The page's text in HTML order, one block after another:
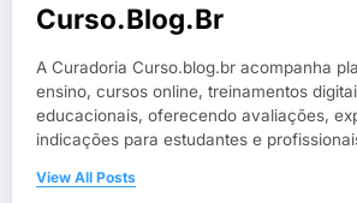
Curso.blog.br
A Curadoria Curso.blog.br acompanha
ensino, cursos online, treinamentos
educacionais, oferecendo avaliações,
indicações para estudantes e
View All Posts